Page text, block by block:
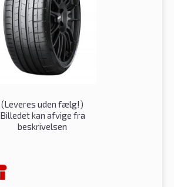
(Leveres uden fælg!)
Billedet kan afvige fra
beskrivelsen